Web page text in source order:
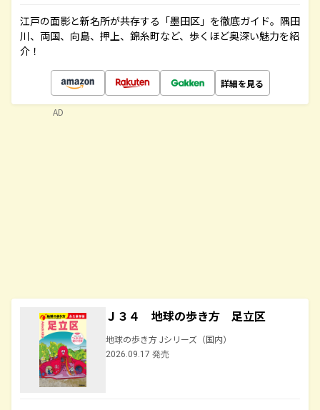
江戸の面影と新名所が共存する「墨田区」を徹底ガイド。隅田
川、両国、向島、押上、錦糸町など、歩くほど奥深い魅力を紹
介！
詳細を見る
Ｊ３４ 地球の歩き方 足立区
地球の歩き方 Jシリーズ（国内）
2026.09.17 発売
AD